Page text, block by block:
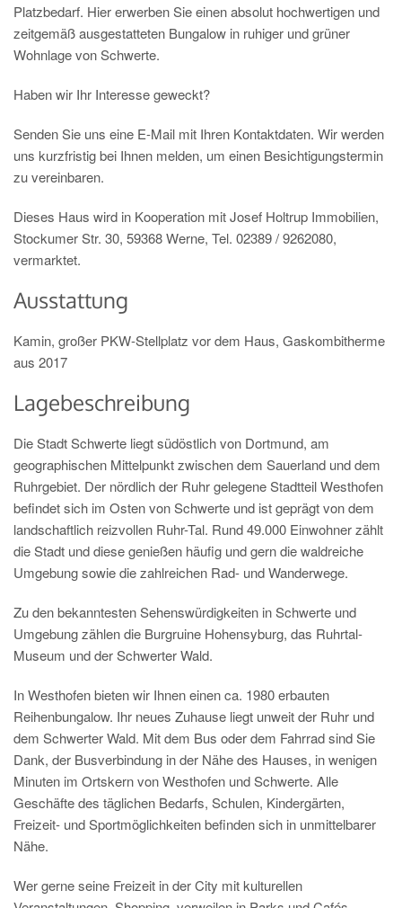
Platzbedarf. Hier erwerben Sie einen absolut hochwertigen und
zeitgemäß ausgestatteten Bungalow in ruhiger und grüner
Wohnlage von Schwerte.
Haben wir Ihr Interesse geweckt?
Senden Sie uns eine E-Mail mit Ihren Kontaktdaten. Wir werden
uns kurzfristig bei Ihnen melden, um einen Besichtigungstermin
zu vereinbaren.
Dieses Haus wird in Kooperation mit Josef Holtrup Immobilien,
Stockumer Str. 30, 59368 Werne, Tel. 02389 / 9262080,
vermarktet.
Ausstattung
Kamin, großer PKW-Stellplatz vor dem Haus, Gaskombitherme
aus 2017
Lagebeschreibung
Die Stadt Schwerte liegt südöstlich von Dortmund, am
geographischen Mittelpunkt zwischen dem Sauerland und dem
Ruhrgebiet. Der nördlich der Ruhr gelegene Stadtteil Westhofen
befindet sich im Osten von Schwerte und ist geprägt von dem
landschaftlich reizvollen Ruhr-Tal. Rund 49.000 Einwohner zählt
die Stadt und diese genießen häufig und gern die waldreiche
Umgebung sowie die zahlreichen Rad- und Wanderwege.
Zu den bekanntesten Sehenswürdigkeiten in Schwerte und
Umgebung zählen die Burgruine Hohensyburg, das Ruhrtal-
Museum und der Schwerter Wald.
In Westhofen bieten wir Ihnen einen ca. 1980 erbauten
Reihenbungalow. Ihr neues Zuhause liegt unweit der Ruhr und
dem Schwerter Wald. Mit dem Bus oder dem Fahrrad sind Sie
Dank, der Busverbindung in der Nähe des Hauses, in wenigen
Minuten im Ortskern von Westhofen und Schwerte. Alle
Geschäfte des täglichen Bedarfs, Schulen, Kindergärten,
Freizeit- und Sportmöglichkeiten befinden sich in unmittelbarer
Nähe.
Wer gerne seine Freizeit in der City mit kulturellen